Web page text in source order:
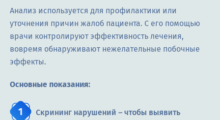
Анализ используется для профилактики или
уточнения причин жалоб пациента. С его помощью
врачи контролируют эффективность лечения,
вовремя обнаруживают нежелательные побочные
эффекты.
Основные показания:
Скрининг нарушений – чтобы выявить